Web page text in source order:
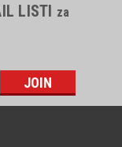
LISTI za